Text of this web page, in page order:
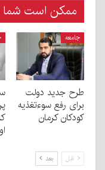
ممکن است شما
جامعه
طرح جدید دولت
برای رفع سوءتغذیه
کودکان کرمان
قبل بعد